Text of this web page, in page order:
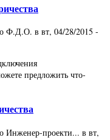
Ф.Д.О. в вт, 04/28/2015 -
предложить что-
Инженер-проекти... в вт,